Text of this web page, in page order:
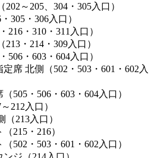
～205、304・305入口）
305・306入口）
216・310・311入口）
・214・309入口）
506・603・604入口）
席 北側（502・503・601・602入
505・506・603・604入口）
212入口）
213入口）
215・216）
502・503・601・602入口）